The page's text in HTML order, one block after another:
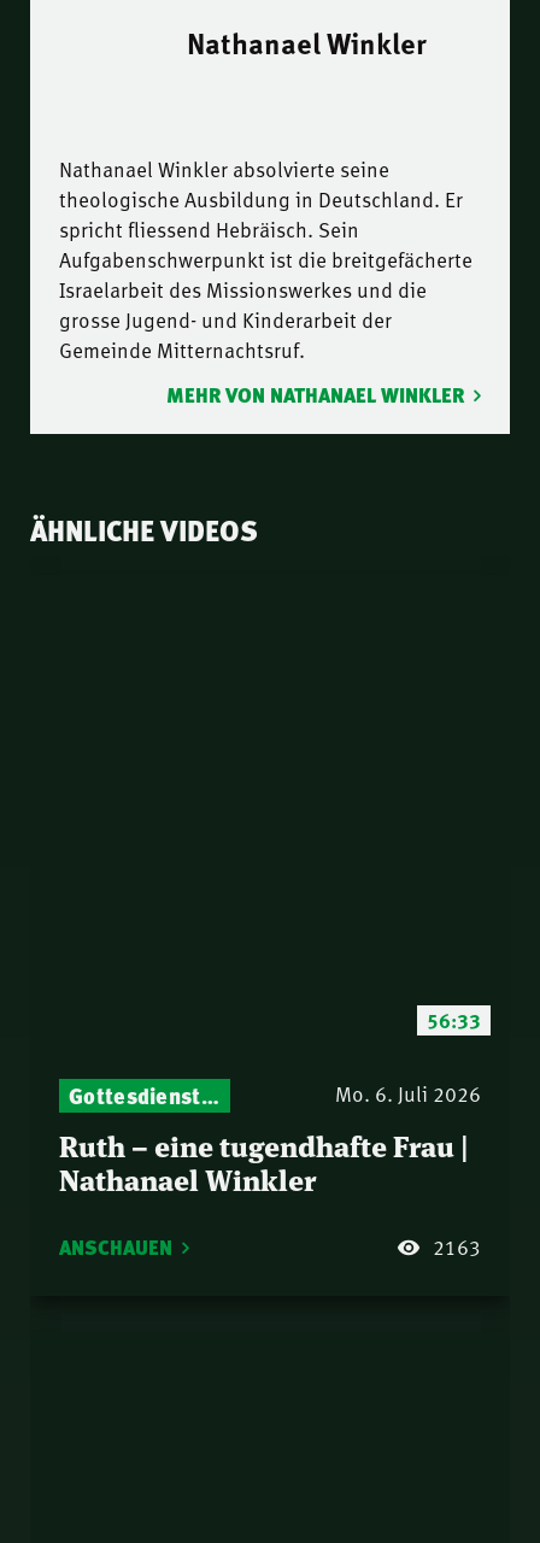
Nathanael Winkler
Nathanael Winkler absolvierte seine
theologische Ausbildung in Deutschland. Er
spricht fliessend Hebräisch. Sein
Aufgabenschwerpunkt ist die breitgefächerte
Israelarbeit des Missionswerkes und die
grosse Jugend- und Kinderarbeit der
Gemeinde Mitternachtsruf.
MEHR VON NATHANAEL WINKLER
ÄHNLICHE VIDEOS
56:33
Gottesdienst-Botschaften – Jeden Sonntag neu: Aktuelle Predigten vom Mitternachtsruf Mo. 6. Juli 2026
Ruth – eine tugendhafte Frau |
Nathanael Winkler
ANSCHAUEN 2163